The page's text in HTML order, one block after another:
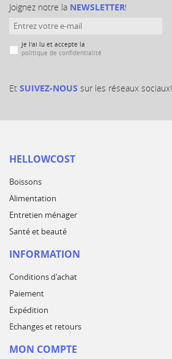
Joignez notre la NEWSLETTER!
Je l'ai lu et accepte la
politique de confidentialité
Et SUIVEZ-NOUS sur les réseaux sociaux!
HELLOWCOST
Boissons
Alimentation
Entretien ménager
Santé et beauté
INFORMATION
Conditions d'achat
Paiement
Expédition
Echanges et retours
MON COMPTE